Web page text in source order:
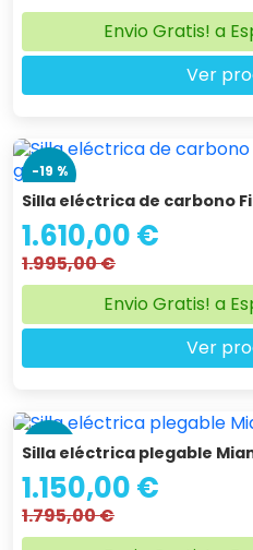
Envio Gratis! a
Ver
-19 %
Silla eléctrica de carbono
1.610,00 €
1.995,00 €
Envio Gratis! a
Ver
-36 %
Silla eléctrica plegable
1.150,00 €
1.795,00 €